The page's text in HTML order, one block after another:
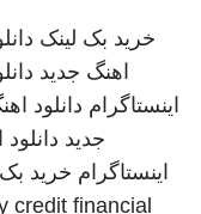
خرید بک لینک
اهنگ جدید
اینستاگرام دانلود
جدید
اینستاگرام خرید
credit financial